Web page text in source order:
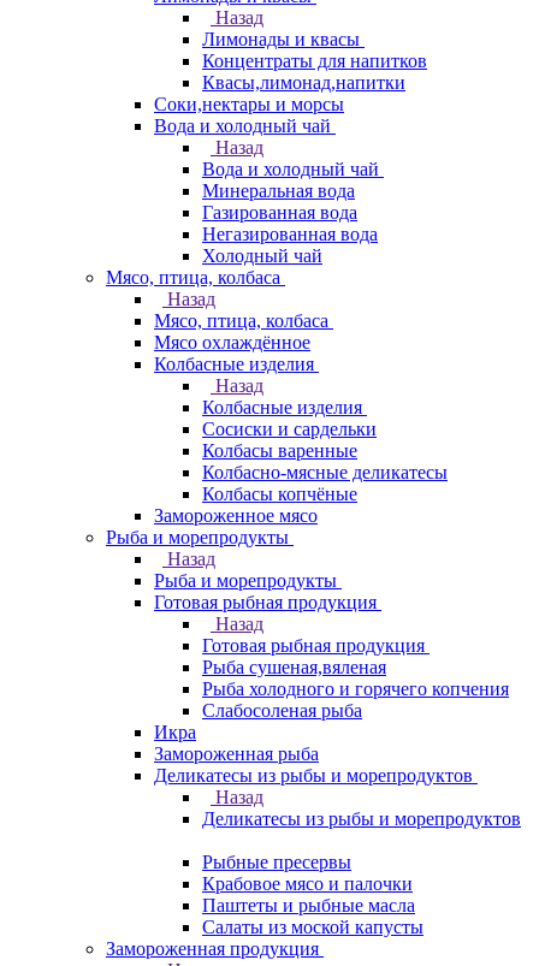
Назад
Лимонады и квасы
Концентраты для напитков
Квасы,лимонад,напитки
Соки,нектары и морсы
Вода и холодный чай
Назад
Вода и холодный чай
Минеральная вода
Газированная вода
Негазированная вода
Холодный чай
Мясо, птица, колбаса
Назад
Мясо, птица, колбаса
Мясо охлаждённое
Колбасные изделия
Назад
Колбасные изделия
Сосиски и сардельки
Колбасы варенные
Колбасно-мясные деликатесы
Колбасы копчёные
Замороженное мясо
Рыба и морепродукты
Назад
Рыба и морепродукты
Готовая рыбная продукция
Назад
Готовая рыбная продукция
Рыба сушеная,вяленая
Рыба холодного и горячего копчения
Слабосоленая рыба
Икра
Замороженная рыба
Деликатесы из рыбы и морепродуктов
Назад
Деликатесы из рыбы и морепродуктов
Рыбные пресервы
Крабовое мясо и палочки
Паштеты и рыбные масла
Салаты из моской капусты
Замороженная продукция